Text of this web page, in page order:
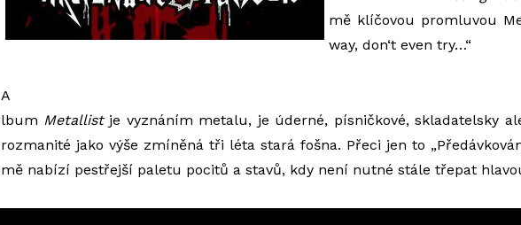
mě klíčovou promluvou
way, don‘t even try…“
A
lbum Metallistje vyznáním metalu, je úderné, písničkové, skladatelsky
rozmanité jako výše zmíněná tři léta stará fošna. Přeci jen to
mě nabízí pestřejší paletu pocitů a stavů, kdy není nutné stále třepat